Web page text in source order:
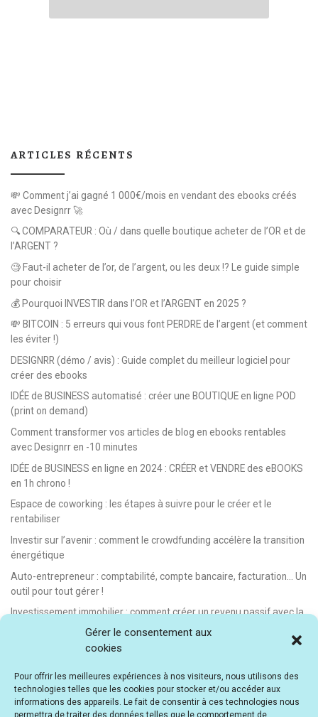
Gérer le consentement aux
cookies
Pour offrir les meilleures expériences à nos visiteurs, nous utilisons des
technologies telles que les cookies pour stocker et/ou accéder aux
informations des appareils. Le fait de consentir à ces technologies nous
permettra de traiter des données telles que le comportement de
ARTICLES RÉCENTS
💸 Comment j’ai gagné 1 000€/mois en vendant des ebooks créés
avec Designrr 🚀
🔍 COMPARATEUR : Où / dans quelle boutique acheter de l’OR et de
l’ARGENT ?
🧐 Faut-il acheter de l’or, de l’argent, ou les deux !? Le guide simple
pour choisir
💰 Pourquoi INVESTIR dans l’OR et l’ARGENT en 2025 ?
💸 BITCOIN : 5 erreurs qui vous font PERDRE de l’argent (et comment
les éviter !)
DESIGNRR (démo / avis) : Guide complet du meilleur logiciel pour
créer des ebooks
IDÉE de BUSINESS automatisé : créer une BOUTIQUE en ligne POD
(print on demand)
Comment transformer vos articles de blog en ebooks rentables
avec Designrr en -10 minutes
IDÉE de BUSINESS en ligne en 2024 : CRÉER et VENDRE des eBOOKS
en 1h chrono !
Espace de coworking : les étapes à suivre pour le créer et le
rentabiliser
Investir sur l’avenir : comment le crowdfunding accélère la transition
énergétique
Auto-entrepreneur : comptabilité, compte bancaire, facturation… Un
outil pour tout gérer !
Investissement immobilier : comment créer un revenu passif avec la
location saisonnière
E-learning : les meilleurs LMS gratuits et payants pour créer et
Idée de business en ligne automatisé : vendre des formations en e-
learning